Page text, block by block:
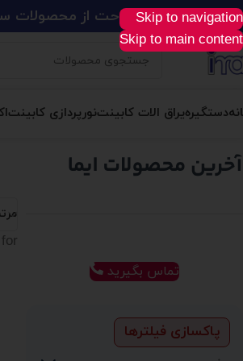
Skip to navigation
Skip to main content
آسان، سریع و راحت از محصولات
دستگیرهیراق الات کابینتنورپردازی کابینت
تماس بگیرید
پاکسازی فیلترها